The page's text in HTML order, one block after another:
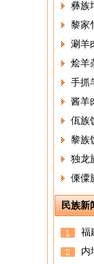
彝族
黎家
涮羊
烩羊
手抓
酱羊
佤族
黎族
独龙
傈僳
民族新
福
内